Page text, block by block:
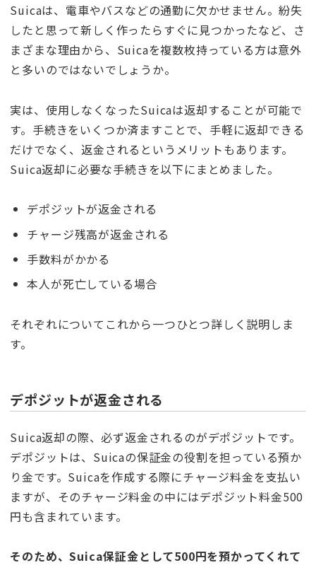
Suicaは、電車やバスなどの通勤に欠かせません。紛失
したと思って新しく作ったらすぐに見つかったなど、さ
まざまな理由から、Suicaを複数枚持っている方は意外
と多いのではないでしょうか。
実は、使用しなくなったSuicaは返却することが可能で
す。手続きをいくつか済ますことで、手軽に返却できる
だけでなく、返金されるというメリットもあります。
Suica返却に必要な手続きを以下にまとめました。
デポジットが返金される
チャージ残高が返金される
手数料がかかる
本人が死亡している場合
それぞれについてこれから一つひとつ詳しく説明しま
す。
デポジットが返金される
Suica返却の際、必ず返金されるのがデポジットです。
デポジットは、Suicaの保証金の役割を担っている預か
り金です。Suicaを作成する際にチャージ料金を支払い
ますが、そのチャージ料金の中にはデポジット料金500
円も含まれています。
そのため、Suica保証金として500円を預かってくれて